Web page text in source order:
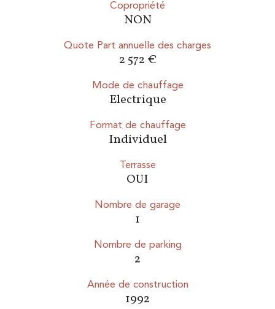
Copropriété
NON
Quote Part annuelle des charges
2 572 €
Mode de chauffage
Electrique
Format de chauffage
Individuel
Terrasse
OUI
Nombre de garage
1
Nombre de parking
2
Année de construction
1992